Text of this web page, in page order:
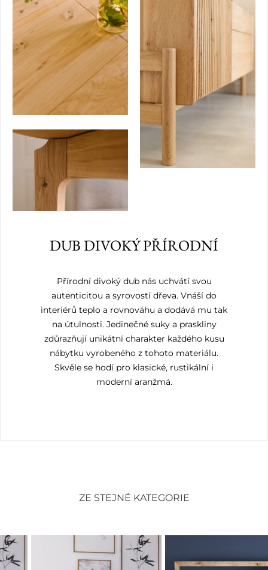
DUB DIVOKÝ PŘÍRODNÍ
Přírodní divoký dub nás uchvátí svou
autenticitou a syrovostí dřeva. Vnáší do
interiérů teplo a rovnováhu a dodává mu tak
na útulnosti. Jedinečné suky a praskliny
zdůrazňují unikátní charakter každého kusu
nábytku vyrobeného z tohoto materiálu.
Skvěle se hodí pro klasické, rustikální i
moderní aranžmá.
ZE STEJNÉ KATEGORIE